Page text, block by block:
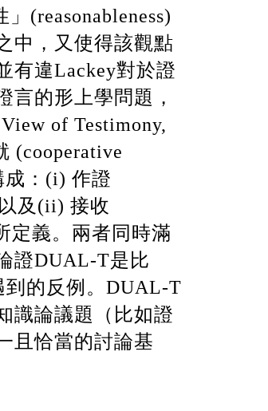
(reasonableness)
中，又使得該觀點
有違Lackey對於證
言的形上學問題，
of Testimony,
(cooperative
： (i) 作證
及 (ii) 接收
定義。兩者同時滿
證DUAL-T是比
到的反例。 DUAL-T
識論議題（比如證
且恰當的討論基